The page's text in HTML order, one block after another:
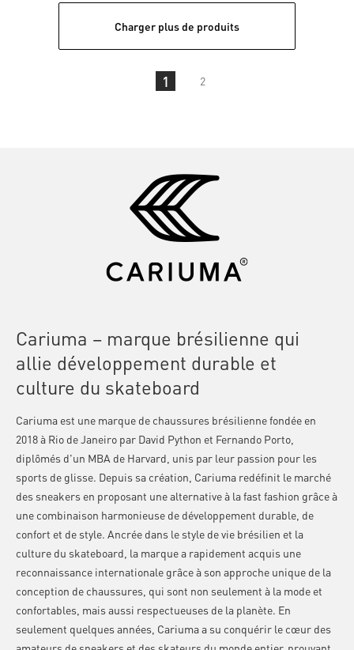
Charger plus de produits
1 2
Cariuma – marque brésilienne qui
allie développement durable et
culture du skateboard
Cariuma est une marque de chaussures brésilienne fondée en
2018 à Rio de Janeiro par David Python et Fernando Porto,
diplômés d'un MBA de Harvard, unis par leur passion pour les
sports de glisse. Depuis sa création, Cariuma redéfinit le marché
des sneakers en proposant une alternative à la fast fashion grâce à
une combinaison harmonieuse de développement durable, de
confort et de style. Ancrée dans le style de vie brésilien et la
culture du skateboard, la marque a rapidement acquis une
reconnaissance internationale grâce à son approche unique de la
conception de chaussures, qui sont non seulement à la mode et
confortables, mais aussi respectueuses de la planète. En
seulement quelques années, Cariuma a su conquérir le cœur des